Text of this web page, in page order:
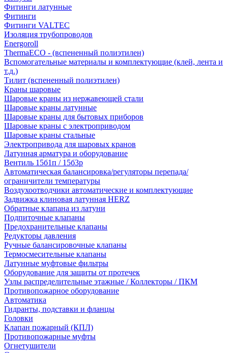
Фитинги латунные
Фитинги
Фитинги VALTEC
Изоляция трубопроводов
Energoroll
ThermaECO - (вспененный полиэтилен)
Вспомогательные материалы и комплектующие (клей, лента и
т.д.)
Тилит (вспененный полиэтилен)
Краны шаровые
Шаровые краны из нержавеющей стали
Шаровые краны латунные
Шаровые краны для бытовых приборов
Шаровые краны с электроприводом
Шаровые краны стальные
Электропривода для шаровых кранов
Латунная арматура и оборудование
Вентиль 15б1п / 15б3р
Автоматическая балансировка/регуляторы перепада/
ограничители температуры
Воздухоотводчики автоматические и комплектующие
Задвижка клиновая латунная HERZ
Обратные клапана из латуни
Подпиточные клапаны
Предохранительные клапаны
Редукторы давления
Ручные балансировочные клапаны
Термосмесительные клапаны
Латунные муфтовые фильтры
Оборудование для защиты от протечек
Узлы распределительные этажные / Коллекторы / ПКМ
Противопожарное оборудование
Автоматика
Гидранты, подставки и фланцы
Головки
Клапан пожарный (КПЛ)
Противопожарные муфты
Огнетушители